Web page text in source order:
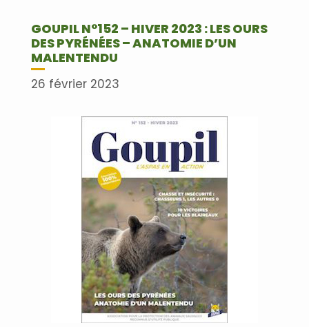
GOUPIL N°152 – HIVER 2023 : LES OURS
DES PYRÉNÉES – ANATOMIE D’UN
MALENTENDU
26 février 2023